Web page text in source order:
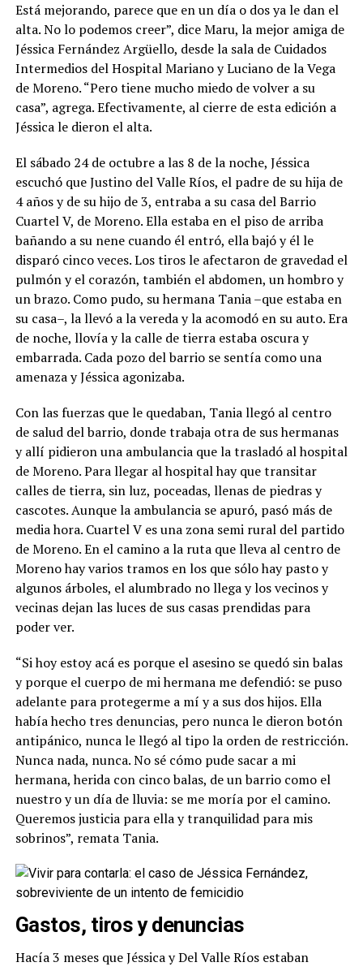
Está mejorando, parece que en un día o dos ya le dan el
alta. No lo podemos creer”, dice Maru, la mejor amiga de
Jéssica Fernández Argüello, desde la sala de Cuidados
Intermedios del Hospital Mariano y Luciano de la Vega
de Moreno. “Pero tiene mucho miedo de volver a su
casa”, agrega. Efectivamente, al cierre de esta edición a
Jéssica le dieron el alta.
El sábado 24 de octubre a las 8 de la noche, Jéssica
escuchó que Justino del Valle Ríos, el padre de su hija de
4 años y de su hijo de 3, entraba a su casa del Barrio
Cuartel V, de Moreno. Ella estaba en el piso de arriba
bañando a su nene cuando él entró, ella bajó y él le
disparó cinco veces. Los tiros le afectaron de gravedad el
pulmón y el corazón, también el abdomen, un hombro y
un brazo. Como pudo, su hermana Tania –que estaba en
su casa–, la llevó a la vereda y la acomodó en su auto. Era
de noche, llovía y la calle de tierra estaba oscura y
embarrada. Cada pozo del barrio se sentía como una
amenaza y Jéssica agonizaba.
Con las fuerzas que le quedaban, Tania llegó al centro
de salud del barrio, donde trabaja otra de sus hermanas
y allí pidieron una ambulancia que la trasladó al hospital
de Moreno. Para llegar al hospital hay que transitar
calles de tierra, sin luz, poceadas, llenas de piedras y
cascotes. Aunque la ambulancia se apuró, pasó más de
media hora. Cuartel V es una zona semi rural del partido
de Moreno. En el camino a la ruta que lleva al centro de
Moreno hay varios tramos en los que sólo hay pasto y
algunos árboles, el alumbrado no llega y los vecinos y
vecinas dejan las luces de sus casas prendidas para
poder ver.
“Si hoy estoy acá es porque el asesino se quedó sin balas
y porque el cuerpo de mi hermana me defendió: se puso
adelante para protegerme a mí y a sus dos hijos. Ella
había hecho tres denuncias, pero nunca le dieron botón
antipánico, nunca le llegó al tipo la orden de restricción.
Nunca nada, nunca. No sé cómo pude sacar a mi
hermana, herida con cinco balas, de un barrio como el
nuestro y un día de lluvia: se me moría por el camino.
Queremos justicia para ella y tranquilidad para mis
sobrinos”, remata Tania.
Gastos, tiros y denuncias
Hacía 3 meses que Jéssica y Del Valle Ríos estaban